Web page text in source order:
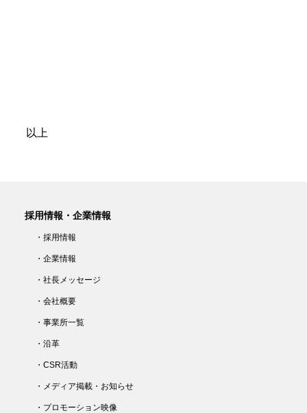
採用情報・企業情報
・採用情報
・企業情報
・社長メッセージ
・会社概要
・事業所一覧
・沿革
・CSR活動
・メディア掲載・お知らせ
・プロモーション映像